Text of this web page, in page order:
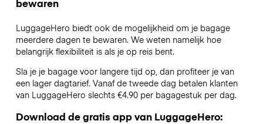
bewaren
LuggageHero biedt ook de mogelijkheid om je bagage
meerdere dagen te bewaren. We weten namelijk hoe
belangrijk flexibiliteit is als je op reis bent.
Sla je je bagage voor langere tijd op, dan profiteer je van
een lager dagtarief. Vanaf de tweede dag betalen klanten
van LuggageHero slechts €4.90 per bagagestuk per dag.
Download de gratis app van LuggageHero: